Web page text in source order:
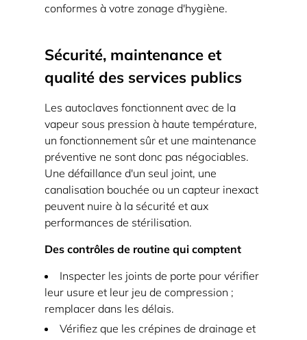
conformes à votre zonage d'hygiène.
Sécurité, maintenance et
qualité des services publics
Les autoclaves fonctionnent avec de la
vapeur sous pression à haute température,
un fonctionnement sûr et une maintenance
préventive ne sont donc pas négociables.
Une défaillance d'un seul joint, une
canalisation bouchée ou un capteur inexact
peuvent nuire à la sécurité et aux
performances de stérilisation.
Des contrôles de routine qui comptent
Inspecter les joints de porte pour vérifier
leur usure et leur jeu de compression ;
remplacer dans les délais.
Vérifiez que les crépines de drainage et